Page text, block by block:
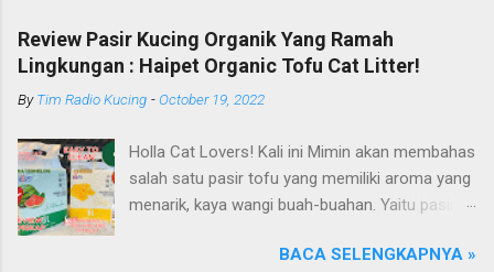
Review Pasir Kucing Organik Yang Ramah
Lingkungan : Haipet Organic Tofu Cat Litter!
ByTim Radio Kucing -October 19, 2022
Holla Cat Lovers! Kali ini Mimin akan membahas
salah satu pasir tofu yang memiliki aroma yang
menarik, kaya wangi buah-buahan. Yaitu pasir
Haipet merupakan salah satu merk produk
BACA SELENGKAPNYA »